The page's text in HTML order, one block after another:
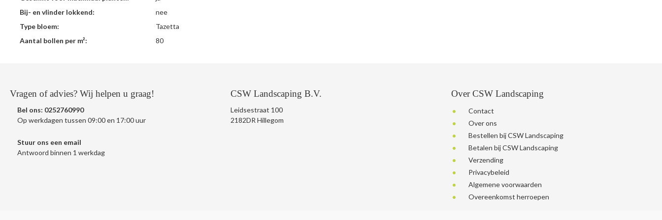
Bij- en vlinder lokkend:
nee
Type bloem:
Tazetta
Aantal bollen per m²:
80
CSW Landscaping B.V.
Leidsestraat 100
2182DR Hillegom
Vragen of advies? Wij helpen u graag!
Bel ons: 0252760990
Op werkdagen tussen 09:00 en 17:00 uur
Stuur ons een email
Antwoord binnen 1 werkdag
Over CSW Landscaping
Contact
Over ons
Bestellen bij CSW Landscaping
Betalen bij CSW Landscaping
Verzending
Privacybeleid
Algemene voorwaarden
Overeenkomst herroepen